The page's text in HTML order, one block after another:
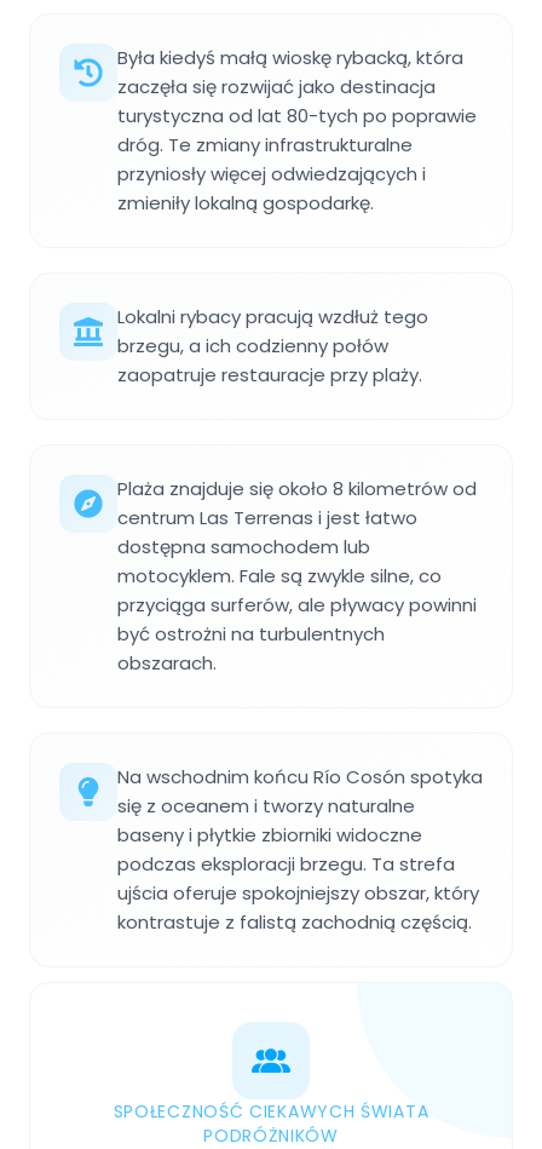
Była kiedyś małą wioskę rybacką, która
zaczęła się rozwijać jako destinacja
turystyczna od lat 80-tych po poprawie
dróg. Te zmiany infrastrukturalne
przyniosły więcej odwiedzających i
zmieniły lokalną gospodarkę.
Lokalni rybacy pracują wzdłuż tego
brzegu, a ich codzienny połów
zaopatruje restauracje przy plaży.
Plaża znajduje się około 8 kilometrów od
centrum Las Terrenas i jest łatwo
dostępna samochodem lub
motocyklem. Fale są zwykle silne, co
przyciąga surferów, ale pływacy powinni
być ostrożni na turbulentnych
obszarach.
Na wschodnim końcu Río Cosón spotyka
się z oceanem i tworzy naturalne
baseny i płytkie zbiorniki widoczne
podczas eksploracji brzegu. Ta strefa
ujścia oferuje spokojniejszy obszar, który
kontrastuje z falistą zachodnią częścią.
SPOŁECZNOŚĆ CIEKAWYCH ŚWIATA
PODRÓŻNIKÓW